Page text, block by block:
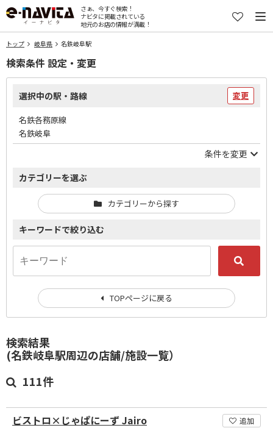
さぁ、今すぐ検索！
ナビタに掲載されている
地元のお店の情報が満載！
トップ 岐阜県 名鉄岐阜駅
検索結果
(名鉄岐阜駅周辺の店舗/施設一覧）
111件
ビストロ×じゃぱにーず Jairo 追加
検索条件 設定・変更
選択中の駅・路線 変更
名鉄各務原線
名鉄岐阜
条件を変更
カテゴリーを選ぶ
カテゴリーから探す
キーワードで絞り込む
TOPページに戻る